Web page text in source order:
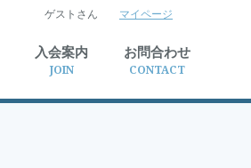
検索
ゲストさん マイページ
入会案内
JOIN
お問合わせ
CONTACT